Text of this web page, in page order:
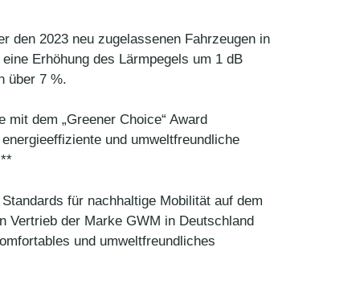
den 2023 neu zugelassenen Fahrzeugen in
Erhöhung des Lärmpegels um 1 dB
über 7 %.
dem „Greener Choice“ Award
und umweltfreundliche
für nachhaltige Mobilität auf dem
Vertrieb der Marke GWM in Deutschland
und umweltfreundliches